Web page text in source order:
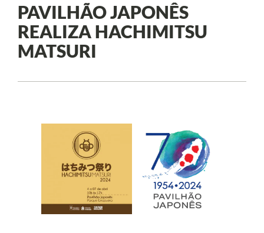
PAVILHÃO JAPONÊS
REALIZA HACHIMITSU
MATSURI